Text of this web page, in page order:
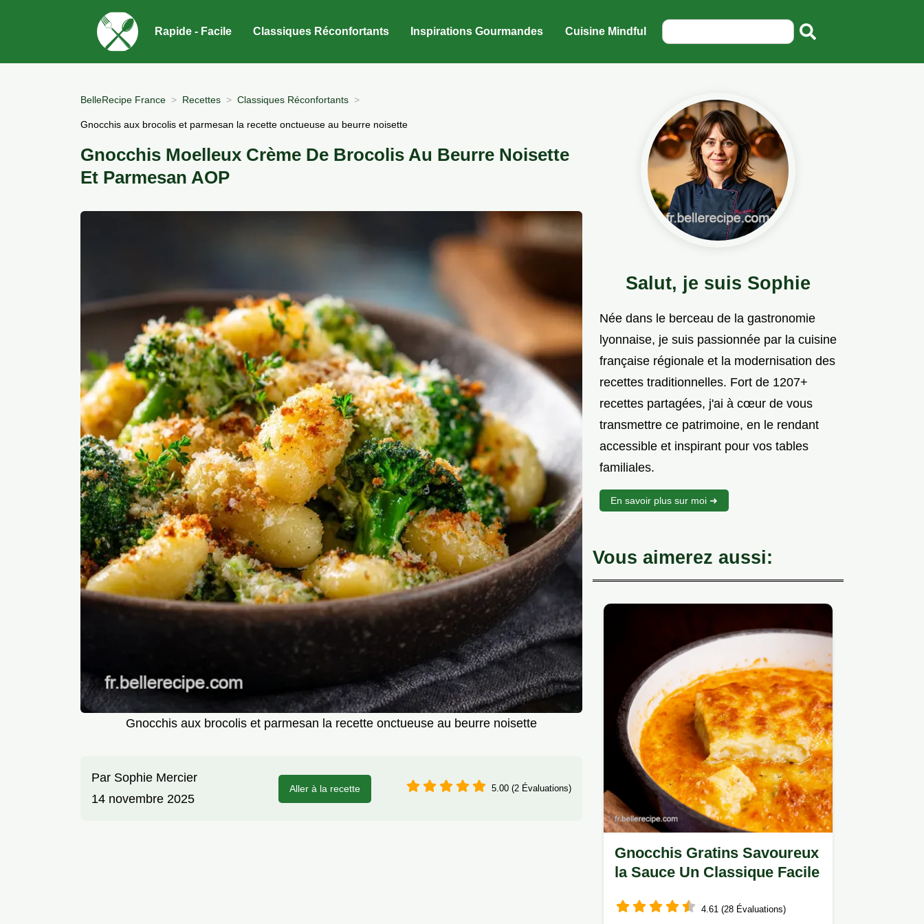
Rapide - Facile Classiques Réconfortants Inspirations Gourmandes Cuisine Mindful
BelleRecipe France Recettes Classiques Réconfortants
Gnocchis aux brocolis et parmesan la recette onctueuse au beurre noisette
Gnocchis Moelleux Crème De Brocolis Au Beurre Noisette
Et Parmesan AOP
Gnocchis aux brocolis et parmesan la recette onctueuse au beurre noisette
Par Sophie Mercier
14 novembre 2025
Aller à la recette 5.00 (2 Évaluations)
Salut, je suis Sophie
Née dans le berceau de la gastronomie
lyonnaise, je suis passionnée par la cuisine
française régionale et la modernisation des
recettes traditionnelles. Fort de 1207+
recettes partagées, j'ai à cœur de vous
transmettre ce patrimoine, en le rendant
accessible et inspirant pour vos tables
familiales.
En savoir plus sur moi ➜
Vous aimerez aussi:
Gnocchis Gratins Savoureux
la Sauce Un Classique Facile
4.61 (28 Évaluations)